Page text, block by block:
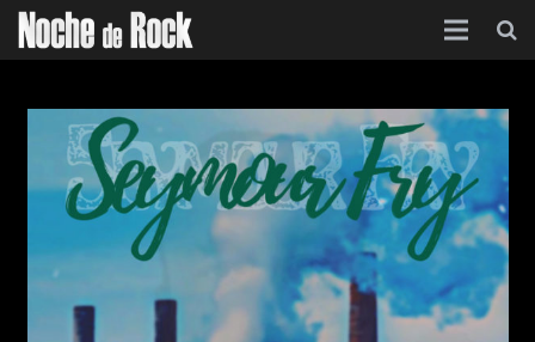
Categorías
Agenda
Contacto